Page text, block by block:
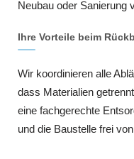
Neubau oder Sanierung
Ihre Vorteile beim
Wir koordinieren alle
dass Materialien
eine fachgerechte
und die Baustelle frei